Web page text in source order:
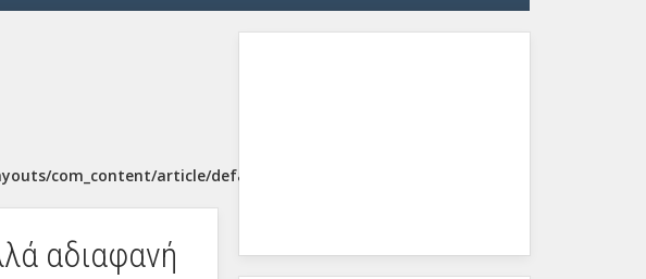
com_content/article/default.php
αδιαφανή